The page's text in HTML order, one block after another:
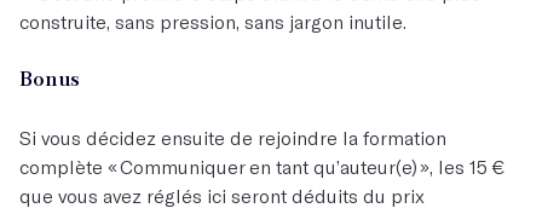
construite, sans pression, sans jargon inutile.
Bonus
Si vous décidez ensuite de rejoindre la formation
complète « Communiquer en tant qu’auteur(e) », les 15 €
que vous avez réglés ici seront déduits du prix